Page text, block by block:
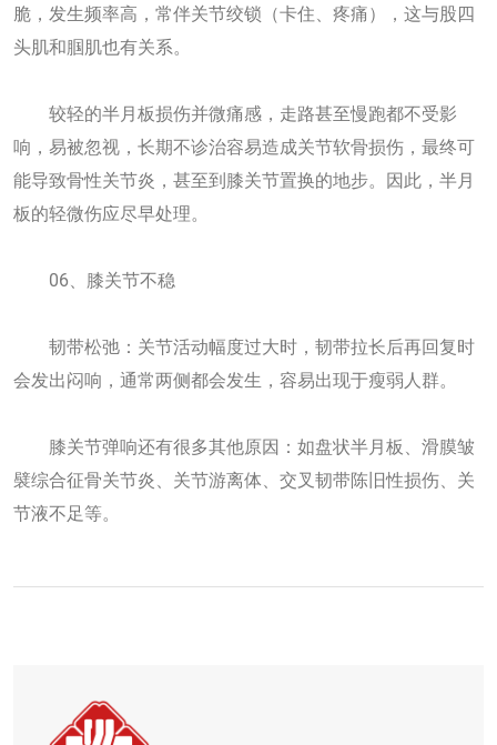
脆，发生频率高，常伴关节绞锁（卡住、疼痛），这与股四
头肌和腘肌也有关系。
较轻的半月板损伤并微痛感，走路甚至慢跑都不受影
响，易被忽视，长期不诊治容易造成关节软骨损伤，最终可
能导致骨性关节炎，甚至到膝关节置换的地步。因此，半月
板的轻微伤应尽早处理。
06、膝关节不稳
韧带松弛：关节活动幅度过大时，韧带拉长后再回复时
会发出闷响，通常两侧都会发生，容易出现于瘦弱人群。
膝关节弹响还有很多其他原因：如盘状半月板、滑膜皱
襞综合征骨关节炎、关节游离体、交叉韧带陈旧性损伤、关
节液不足等。